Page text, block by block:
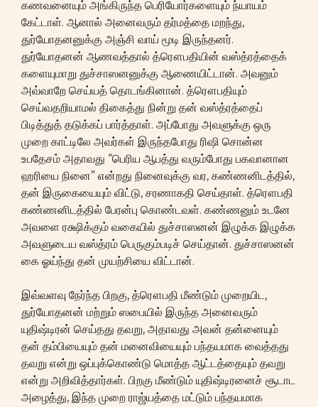
கணவனையும் அங்கிருந்த பெரியோர்களையும் ந்யாயம்
கேட்டாள். ஆனால் அனைவரும் தர்மத்தை மறந்து,
துர்யோதனனுக்கு அஞ்சி வாய் மூடி இருந்தனர்.
துர்யோதனன் ஆணவத்தால் த்ரௌபதியின் வஸ்த்ரத்தைக்
களையுமாறு துச்சாஸனனுக்கு ஆணையிட்டான். அவனும்
அவ்வாறே செய்யத் தொடங்கினான். த்ரௌபதியும்
செய்வதறியாமல் திகைத்து நின்று தன் வஸ்த்ரத்தைப்
பிடித்துத் தடுக்கப் பார்த்தாள். அப்போது அவளுக்கு ஒரு
முறை காட்டிலே அவர்கள் இருந்தபோது ரிஷி சொன்ன
உபதேசம் அதாவது “பெரிய ஆபத்து வரும்போது பகவானான
ஹரியை நினை” என்றது நினைவுக்கு வர, கண்ணனிடத்தில்,
தன் இருகையையும் விட்டு, சரணாகதி செய்தாள். த்ரௌபதி
கண்ணனிடத்தில் பேரன்பு கொண்டவள். கண்ணனும் உடனே
அவளை ரக்ஷிக்கும் வகையில் துச்சாஸனன் இழுக்க இழுக்க
அவளுடைய வஸ்த்ரம் பெருகும்படிச் செய்தான். துச்சாஸனன்
கை ஓய்ந்து தன் முயற்சியை விட்டான்.
இவ்வளவு நேர்ந்த பிறகு, த்ரௌபதி மீண்டும் முறையிட,
துர்யோதனன் மற்றும் ஸபையில் இருந்த அனைவரும்
யுதிஷ்டிரன் செய்தது தவறு, அதாவது அவன் தன்னையும்
தன் தம்பியையும் தன் மனைவியையும் பந்தயமாக வைத்தது
தவறு என்று ஒப்புக்கொண்டு மொத்த ஆட்டத்தையும் தவறு
என்று அறிவித்தார்கள். பிறகு மீண்டும் யுதிஷ்டிரனைச் சூடாட
அழைத்து, இந்த முறை ராஜ்யத்தை மட்டும் பந்தயமாக